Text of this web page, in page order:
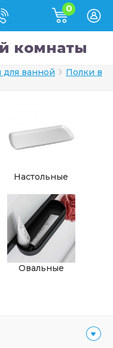
0
комнаты
для ванной
Полки в
Настольные
Овальные